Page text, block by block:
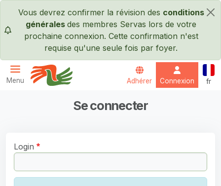
Passer au contenu principal
×
Vous devrez confirmer la révision des conditions
générales des membres Servas lors de votre
prochaine connexion. Cette confirmation n'est
requise qu'une seule fois par foyer.
Menu Adhérer Connexion fr
Se connecter
Login